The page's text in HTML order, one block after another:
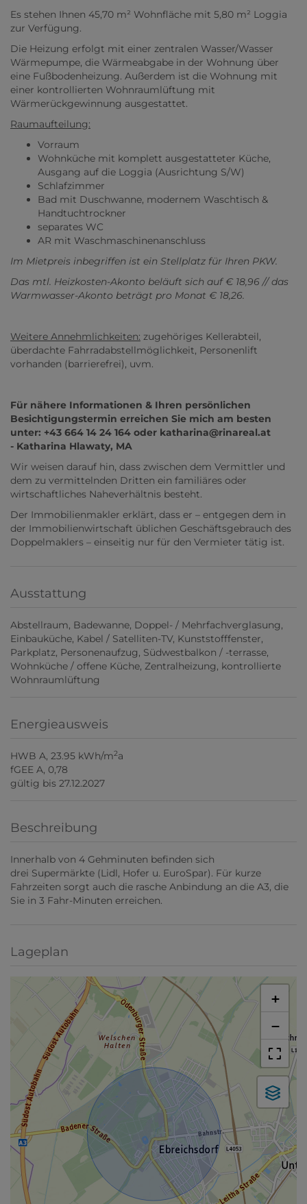
Es stehen Ihnen 45,70 m² Wohnfläche mit 5,80 m² Loggia
zur Verfügung.
Die Heizung erfolgt mit einer zentralen Wasser/Wasser
Wärmepumpe, die Wärmeabgabe in der Wohnung über
eine Fußbodenheizung. Außerdem ist die Wohnung mit
einer kontrollierten Wohnraumlüftung mit
Wärmerückgewinnung ausgestattet.
Raumaufteilung:
Vorraum
Wohnküche mit komplett ausgestatteter Küche,
Ausgang auf die Loggia (Ausrichtung S/W)
Schlafzimmer
Bad mit Duschwanne, modernem Waschtisch &
Handtuchtrockner
separates WC
AR mit Waschmaschinenanschluss
Im Mietpreis inbegriffen ist ein Stellplatz für Ihren PKW.
Das mtl. Heizkosten-Akonto beläuft sich auf € 18,96 // das
Warmwasser-Akonto beträgt pro Monat € 18,26.
Weitere Annehmlichkeiten: zugehöriges Kellerabteil,
überdachte Fahrradabstellmöglichkeit, Personenlift
vorhanden (barrierefrei), uvm.
Für nähere Informationen & Ihren persönlichen
Besichtigungstermin erreichen Sie mich am besten
unter: +43 664 14 24 164 oder katharina@rinareal.at
- Katharina Hlawaty, MA
Wir weisen darauf hin, dass zwischen dem Vermittler und
dem zu vermittelnden Dritten ein familiäres oder
wirtschaftliches Naheverhältnis besteht.
Der Immobilienmakler erklärt, dass er – entgegen dem in
der Immobilienwirtschaft üblichen Geschäftsgebrauch des
Doppelmaklers – einseitig nur für den Vermieter tätig ist.
Ausstattung
Abstellraum Badewanne Doppel- / Mehrfachverglasung
Einbauküche Kabel / Satelliten-TV Kunststofffenster
Parkplatz Personenaufzug Südwestbalkon / -terrasse
Wohnküche / offene Küche Zentralheizung kontrollierte
Wohnraumlüftung
Energieausweis
HWB A, 23.95 kWh/m2a
fGEE A, 0,78
gültig bis 27.12.2027
Beschreibung
Innerhalb von 4 Gehminuten befinden sich
drei Supermärkte (Lidl, Hofer u. EuroSpar). Für kurze
Fahrzeiten sorgt auch die rasche Anbindung an die A3, die
Sie in 3 Fahr-Minuten erreichen.
Lageplan
+
−